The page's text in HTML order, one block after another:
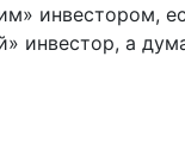
инвестором,
инвестор, а